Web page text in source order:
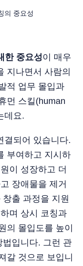
의 중요성
한 중요성이 매우
지나면서 사람의
적 업무 몰입과
먼 스킬(human
데요.
결되어 있습니다.
부여하고 지시하
이 성장하고 더
장애물을 제거
출 과정을 지원
며 상시 코칭과
의 몰입도를 높이
입니다. 그런 관
갈 것으로 보입니